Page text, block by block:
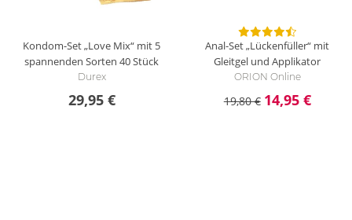
Kondom-Set „Love Mix“ mit 5
spannenden Sorten 40 Stück
Durex
29,95 €
Anal-Set „Lückenfüller“ mit
Gleitgel und Applikator
ORION Online
19,80 € 14,95 €